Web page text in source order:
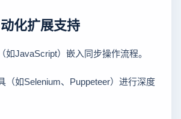
化扩展支持
如JavaScript）嵌入同步操作流程。
（如Selenium、Puppeteer）进行深度